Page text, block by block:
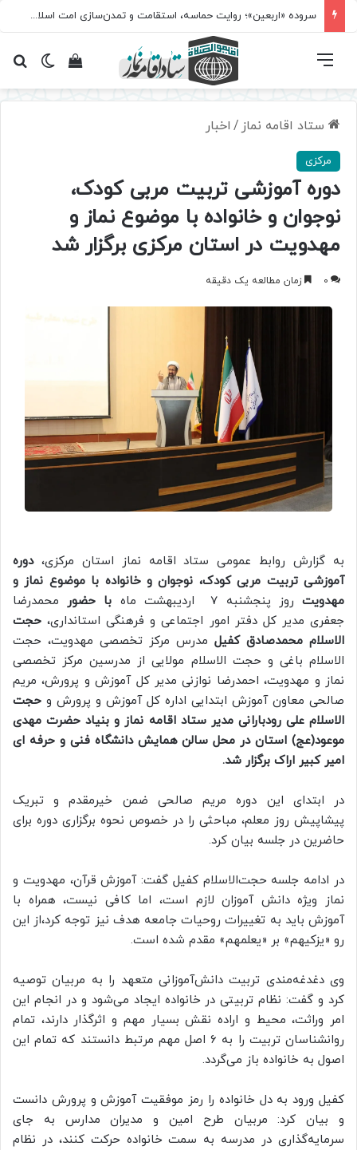
سروده‌ «اربعین»؛ روایت حماسه، استقامت و تمدن‌سازی امت اسلامی
تغییرمشاهده فهرست
ستاد اقامه نماز / اخبار
مرکزی
دوره آموزشی تربیت مربی کودک،
نوجوان و خانواده با موضوع نماز و
مهدویت در استان مرکزی برگزار شد
0 زمان مطالعه یک دقیقه
به گزارش روابط عمومی ستاد اقامه نماز استان مرکزی،دوره
آموزشی تربیت مربی کودک، نوجوان و خانواده با موضوع نماز و
مهدویتروز پنجشنبه 7 اردیبهشت ماه با حضور
محمدرضا
جعفری مدیر کل دفتر امور اجتماعی و فرهنگی استانداری، حجت
الاسلام محمدصادق کفیل مدرس مرکز تخصصی مهدویت، حجت
الاسلام باغی و حجت الاسلام مولایی از مدرسین مرکز تخصصی
نماز و مهدویت، احمدرضا نوازنی مدیر کل آموزش و پرورش، مریم
صالحی معاون آموزش ابتدایی اداره کل آموزش و پرورش و حجت
الاسلام علی رودبارانی مدیر ستاد اقامه نماز و بنیاد حضرت مهدی
موعود(عج) استان در محل سالن همایش دانشگاه فنی و حرفه ای
امیر کبیر اراک برگزار شد.
در ابتدای این دوره مریم صالحی ضمن خیرمقدم و تبریک
پیشاپیش روز معلم، مباحثی را در خصوص نحوه برگزاری دوره برای
حاضرین در جلسه بیان کرد.
در ادامه جلسه حجت‌الاسلام کفیل گفت: آموزش قرآن، مهدویت و
نماز ویژه دانش آموزان لازم است، اما کافی نیست، همراه با
آموزش باید به تغییرات روحیات جامعه هدف نیز توجه کرد،از این
رو «یزکیهم» بر «یعلمهم» مقدم شده است.
وی دغدغه‌مندی تربیت دانش‌آموزانی متعهد را به مربیان توصیه
کرد و گفت: نظام تربیتی در خانواده ایجاد می‌شود و در انجام این
امر وراثت، محیط و اراده نقش بسیار مهم و اثرگذار دارند، تمام
روانشناسان تربیت را به ۶ اصل مهم مرتبط دانستند که تمام این
اصول به خانواده باز می‌گردد.
کفیل ورود به دل خانواده را رمز موفقیت آموزش و پرورش دانست
و بیان کرد: مربیان طرح امین و مدیران مدارس به جای
سرمایه‌گذاری در مدرسه به سمت خانواده حرکت کنند، در نظام